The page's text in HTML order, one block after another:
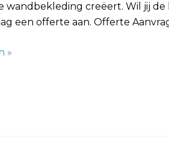
wandbekleding creëert. Wil jij
een offerte aan. Offerte
»